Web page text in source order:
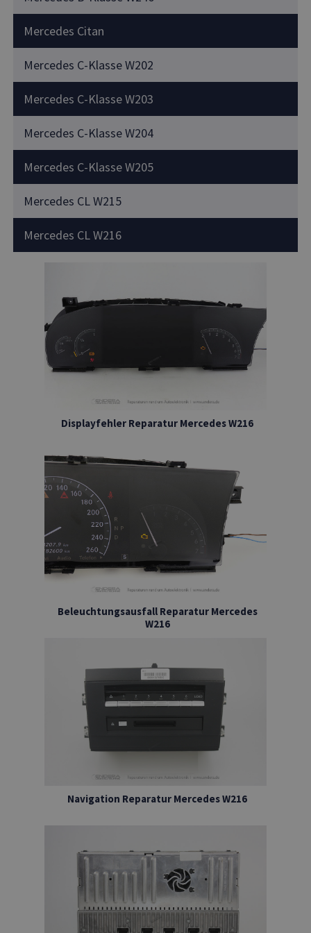
Mercedes Citan
Mercedes C-Klasse W202
Mercedes C-Klasse W203
Mercedes C-Klasse W204
Mercedes C-Klasse W205
Mercedes CL W215
Mercedes CL W216
Displayfehler Reparatur Mercedes W216
Beleuchtungsausfall Reparatur Mercedes
W216
Navigation Reparatur Mercedes W216